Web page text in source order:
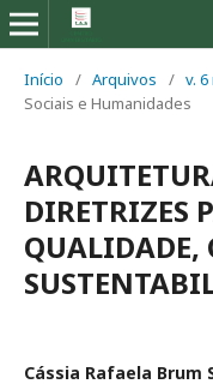
Início / Arquivos / v.
Sociais e Humanidades
DIRETRIZES
QUALIDADE,
Cássia Rafaela Brum